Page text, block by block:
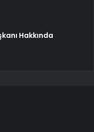
Hakkında